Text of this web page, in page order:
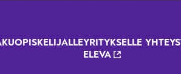
- 2023 renewal
OPISKELIJALLEYRITYKSELLE
ELEVA